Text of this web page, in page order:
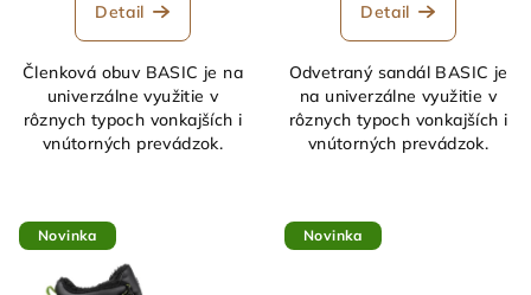
Detail
Členková obuv BASIC je na
univerzálne využitie v
rôznych typoch vonkajších i
vnútorných prevádzok.
Detail
Odvetraný sandál BASIC je
na univerzálne využitie v
rôznych typoch vonkajších i
vnútorných prevádzok.
Novinka Novinka